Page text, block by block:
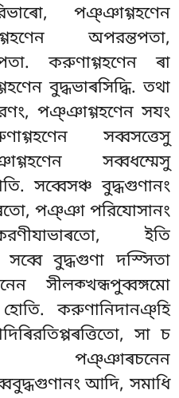
পঞ্ঞাগ্গহণেন
অপরন্তপতা,
করুণাগ্গহণেন ৰা
বুদ্ধভাৰসিদ্ধি. তথা
পঞ্ঞাগ্গহণেন সযং
সব্বসত্তেসু
সব্বধম্মেসু
সব্বেসঞ্চ বুদ্ধগুণানং
পঞ্ঞা পরিযোসানং
ইতি
বুদ্ধগুণা দস্সিতা
সীলক্খন্ধপুব্বঙ্গমো
করুণানিদানঞ্হি
সাচ
পঞ্ঞাৰচনেন
আদি, সমাধি